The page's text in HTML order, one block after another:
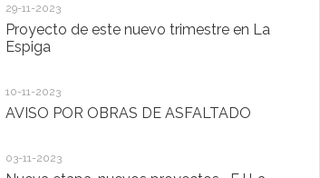
29-11-2023
Proyecto de este nuevo trimestre en La
Espiga
10-11-2023
AVISO POR OBRAS DE ASFALTADO
03-11-2023